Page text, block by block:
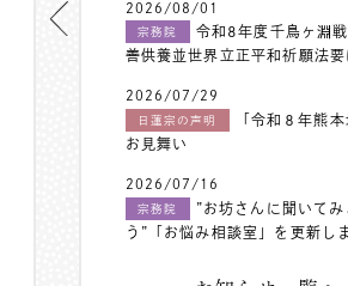
2026/08/01
宗務院
令和8年度千鳥ヶ淵
善供養並世界立正平和祈願法要
2026/07/29
日蓮宗の声明
「令和８年熊
お見舞い
2026/07/16
宗務院
”お坊さんに聞いてみ
う”「お悩み相談室」を更新し